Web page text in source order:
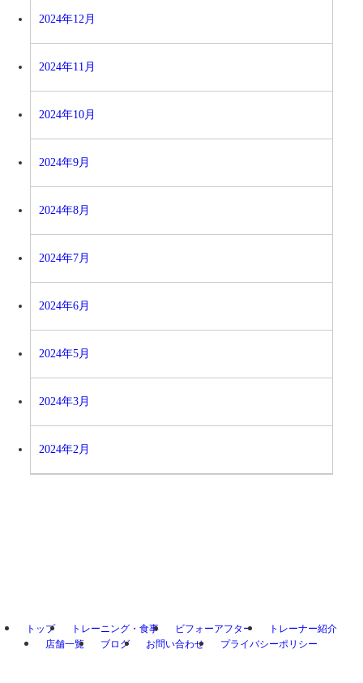
2024年12月
2024年11月
2024年10月
2024年9月
2024年8月
2024年7月
2024年6月
2024年5月
2024年3月
2024年2月
トップ トレーニング・食事 ビフォーアフター
トレーナー紹介
店舗一覧
ブログ お問い合わせ プライバシーポリシー